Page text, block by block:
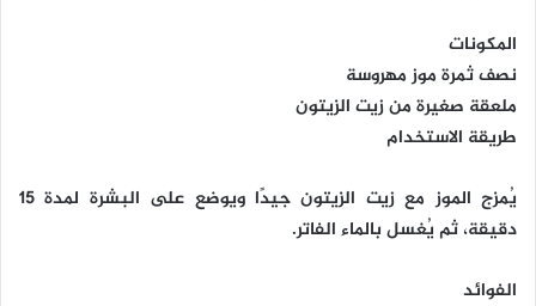
المكونات
نصف ثمرة موز مهروسة
ملعقة صغيرة من زيت الزيتون
طريقة الاستخدام
يُمزج الموز مع زيت الزيتون جيدًا ويوضع على البشرة لمدة 15
دقيقة، ثم يُغسل بالماء الفاتر.
الفوائد